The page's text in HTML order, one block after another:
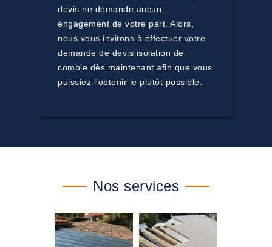
devis ne demande aucun
engagement de votre part. Alors,
nous vous invitons à effectuer votre
demande de devis isolation de
comble dès maintenant afin que vous
puissiez l’obtenir le plutôt possible.
Nos services